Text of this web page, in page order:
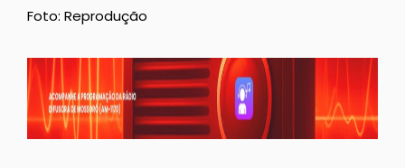
Foto: Reprodução